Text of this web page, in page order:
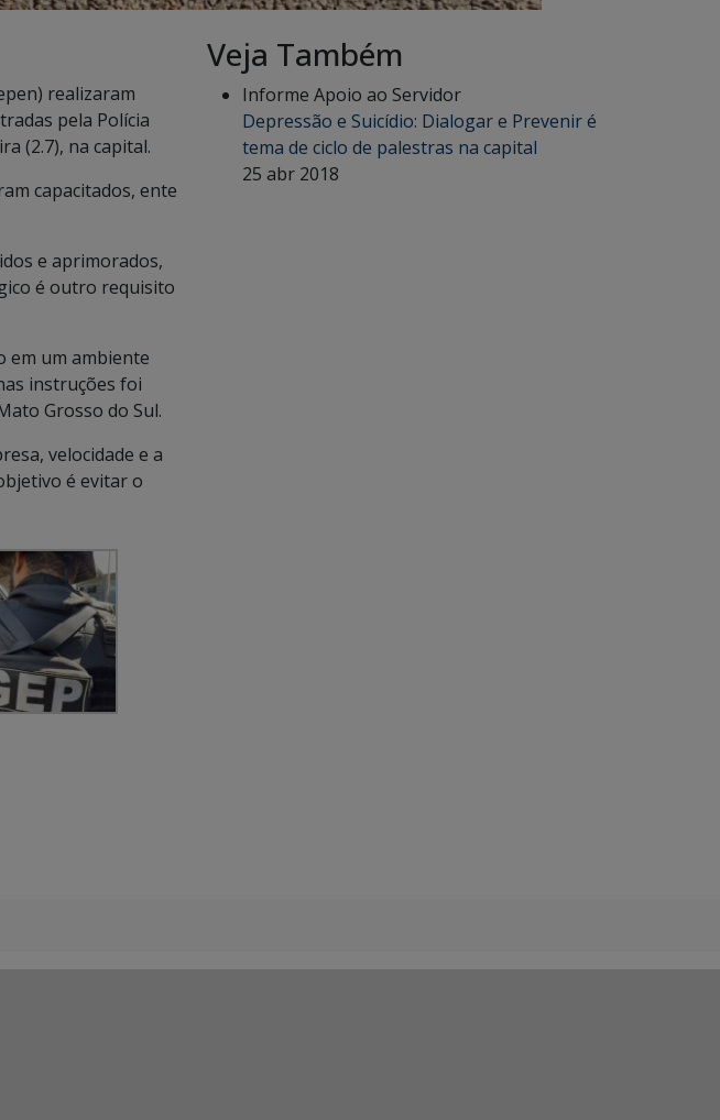
realizaram
pela Polícia
(2.7), na capital.
capacitados, ente
e aprimorados,
é outro requisito
em um ambiente
instruções foi
Grosso do Sul.
velocidade e a
é evitar o
Veja Também
Informe Apoio ao Servidor
Depressão e Suicídio: Dialogar e Prevenir é
tema de ciclo de palestras na capital
25 abr 2018